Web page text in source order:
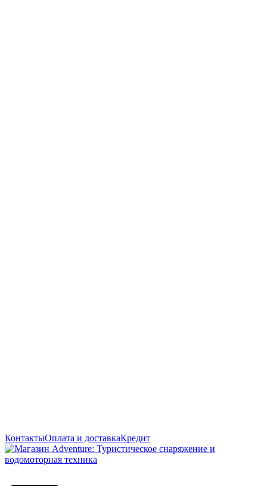
КонтактыОплата и доставкаКредит